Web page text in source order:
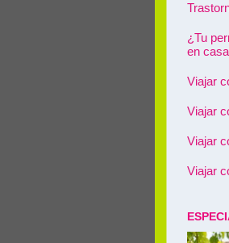
¿Tu
en
Viajar
Viajar
Viajar
Viajar